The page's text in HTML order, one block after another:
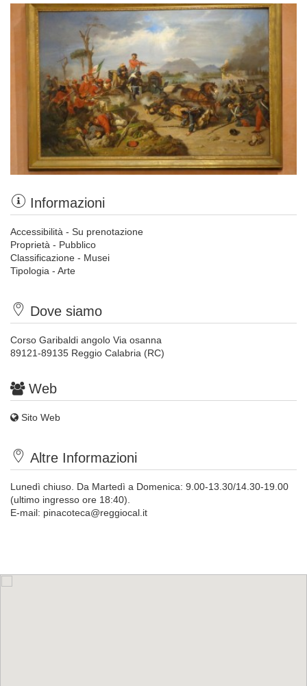
Informazioni
Accessibilità - Su prenotazione
Proprietà - Pubblico
Classificazione - Musei
Tipologia - Arte
Dove siamo
Corso Garibaldi angolo Via osanna
89121-89135 Reggio Calabria (RC)
Web
Sito Web
Altre Informazioni
Lunedì chiuso. Da Martedì a Domenica: 9.00-13.30/14.30-19.00
(ultimo ingresso ore 18:40).
E-mail: pinacoteca@reggiocal.it